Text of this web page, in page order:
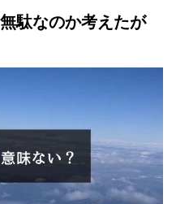
駄なのか考えたが